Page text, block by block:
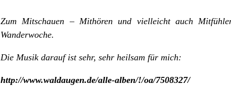
Zum Mitschauen – Mithören und vielleicht auch
Wanderwoche.
Die Musik darauf ist sehr, sehr heilsam für mich:
http://www.waldaugen.de/alle-alben/!/oa/7508327/